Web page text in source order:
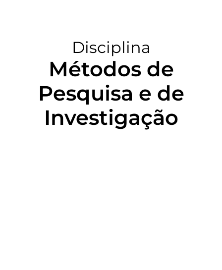
Disciplina
Métodos de
Pesquisa e de
Investigação